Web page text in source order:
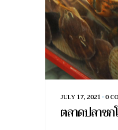
JULY 17, 2021 • 0
ตลาดปลาซ